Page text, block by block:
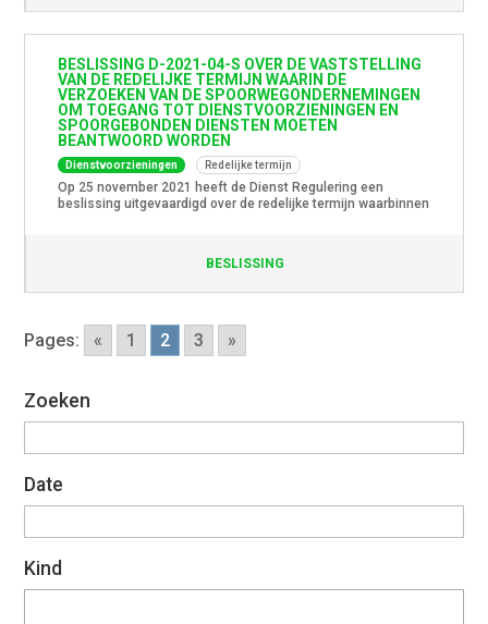
aanpassingen aan […]
BESLISSING D-2021-04-S OVER DE VASTSTELLING
VAN DE REDELIJKE TERMIJN WAARIN DE
VERZOEKEN VAN DE SPOORWEGONDERNEMINGEN
OM TOEGANG TOT DIENSTVOORZIENINGEN EN
SPOORGEBONDEN DIENSTEN MOETEN
BEANTWOORD WORDEN
Dienstvoorzieningen Redelijke termijn
Op 25 november 2021 heeft de Dienst Regulering een
beslissing uitgevaardigd over de redelijke termijn waarbinnen
reacties van de spoorsector naar aanleiding van de publieke
BESLISSING
Pages: « 1 2 3 »
Zoeken
Date
Kind